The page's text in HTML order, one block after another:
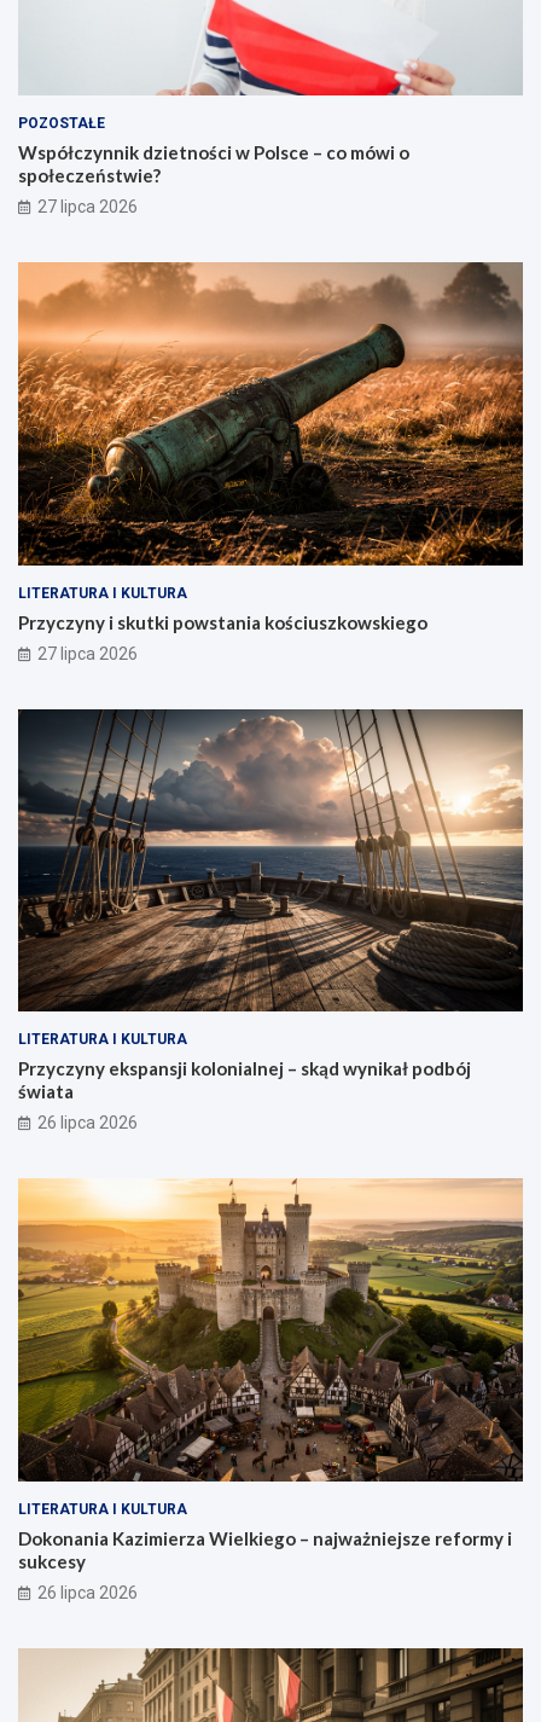
POZOSTAŁE
Współczynnik dzietności w Polsce – co mówi o
społeczeństwie?
27 lipca 2026
LITERATURA I KULTURA
Przyczyny i skutki powstania kościuszkowskiego
27 lipca 2026
LITERATURA I KULTURA
Przyczyny ekspansji kolonialnej – skąd wynikał podbój
świata
26 lipca 2026
LITERATURA I KULTURA
Dokonania Kazimierza Wielkiego – najważniejsze reformy i
sukcesy
26 lipca 2026